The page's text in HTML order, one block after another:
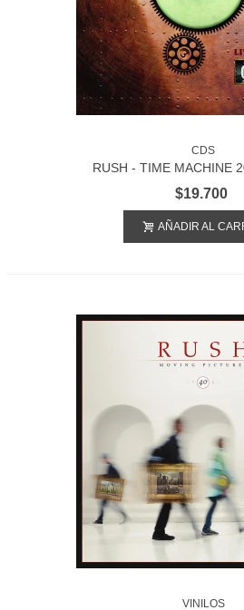
CDS
RUSH - TIME MACHINE
CLEVELAND
$19.700
AÑADIR AL
VINILOS